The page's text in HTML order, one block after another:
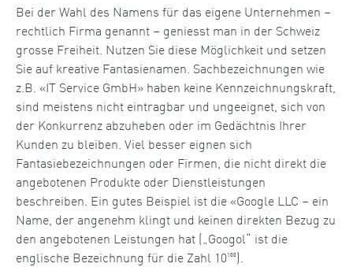
Bei der Wahl des Namens für das eigene Unternehmen –
rechtlich Firma genannt – geniesst man in der Schweiz
grosse Freiheit. Nutzen Sie diese Möglichkeit und setzen
Sie auf kreative Fantasienamen. Sachbezeichnungen wie
z.B. «IT Service GmbH» haben keine Kennzeichnungskraft,
sind meistens nicht eintragbar und ungeeignet, sich von
der Konkurrenz abzuheben oder im Gedächtnis Ihrer
Kunden zu bleiben. Viel besser eignen sich
Fantasiebezeichnungen oder Firmen, die nicht direkt die
angebotenen Produkte oder Dienstleistungen
beschreiben. Ein gutes Beispiel ist die «Google LLC – ein
Name, der angenehm klingt und keinen direkten Bezug zu
den angebotenen Leistungen hat („Googol“ ist die
englische Bezeichnung für die Zahl 10¹⁰⁰).